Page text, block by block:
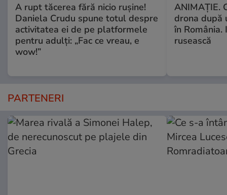
A rupt tăcerea fără nicio rușine!
Daniela Crudu spune totul despre
activitatea ei de pe platformele
pentru adulți: „Fac ce vreau, e
wow!”
ANIMAŢIE.
drona după
în România.
rusească
PARTENERI